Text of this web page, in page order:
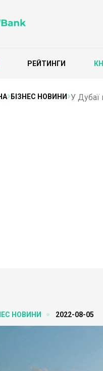
РЕЙТИНГИ
БІЗНЕС НОВИНИ У Дубаї
НОВИНИ 2022-08-05